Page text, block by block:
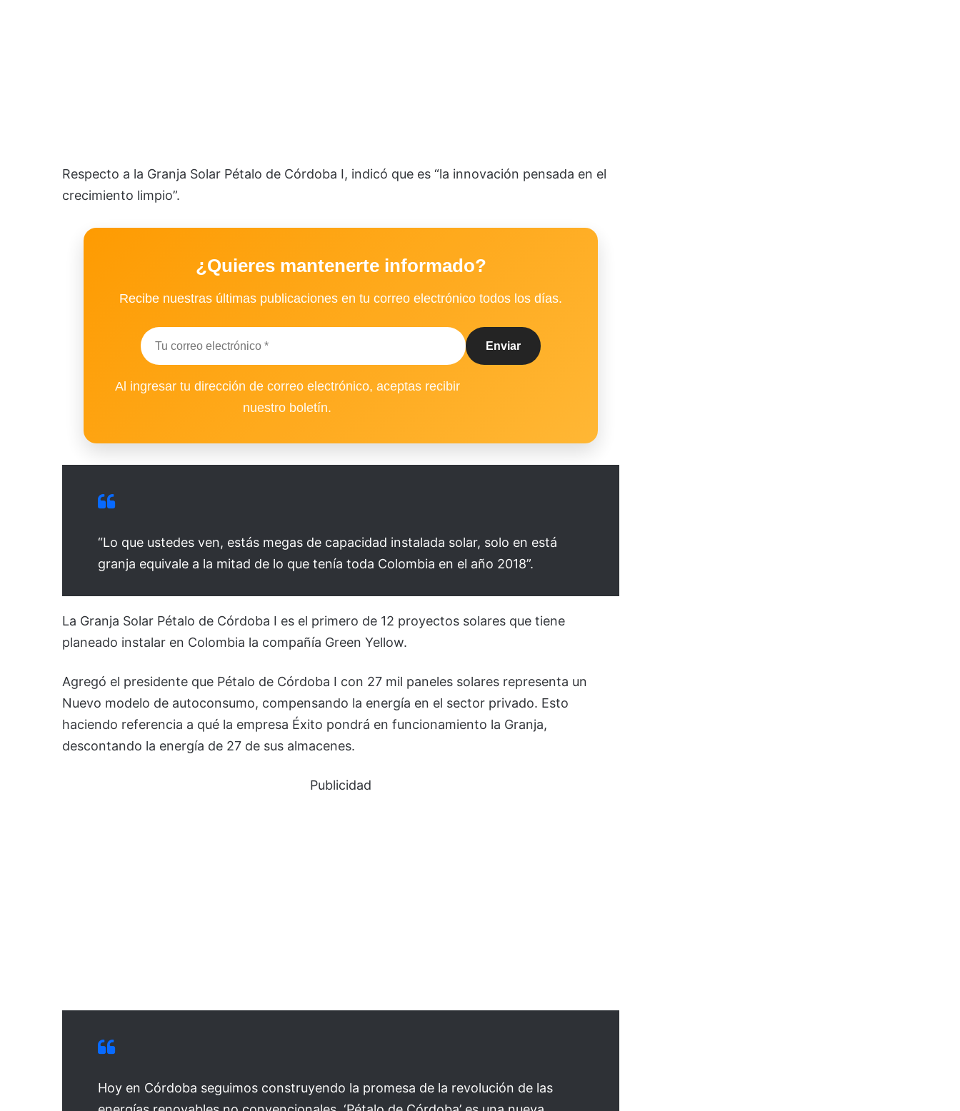
Respecto a la Granja Solar Pétalo de Córdoba I, indicó que es “la innovación pensada en el
crecimiento limpio”.
¿Quieres mantenerte informado?
Recibe nuestras últimas publicaciones en tu correo electrónico todos los días.
Al ingresar tu dirección de correo electrónico, aceptas recibir
nuestro boletín.
“Lo que ustedes ven, estás megas de capacidad instalada solar, solo en está
granja equivale a la mitad de lo que tenía toda Colombia en el año 2018”.
La Granja Solar Pétalo de Córdoba I es el primero de 12 proyectos solares que tiene
planeado instalar en Colombia la compañía Green Yellow.
Agregó el presidente que Pétalo de Córdoba I con 27 mil paneles solares representa un
Nuevo modelo de autoconsumo, compensando la energía en el sector privado. Esto
haciendo referencia a qué la empresa Éxito pondrá en funcionamiento la Granja,
descontando la energía de 27 de sus almacenes.
Publicidad
Hoy en Córdoba seguimos construyendo la promesa de la revolución de las